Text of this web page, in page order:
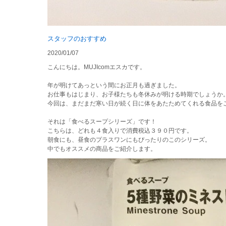
スタッフのおすすめ
2020/01/07
こんにちは。MUJIcomエスカです。
年が明けてあっという間にお正月も過ぎました。
お仕事もはじまり、お子様たちも冬休みが明ける時期でしょうか
今回は、まだまだ寒い日が続く日に体をあたためてくれる食品を
それは「食べるスープシリーズ」です！
こちらは、どれも４食入りで消費税込３９０円です。
朝食にも、昼食のプラスワンにもぴったりのこのシリーズ。
中でもオススメの商品をご紹介します。